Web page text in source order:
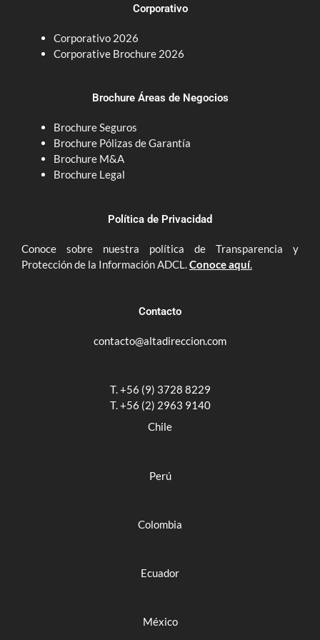
Corporativo
Corporativo 2026
Corporative Brochure 2026
Brochure Áreas de Negocios
Brochure Seguros
Brochure Pólizas de Garantía
Brochure M&A
Brochure Legal
Política de Privacidad
Conoce sobre nuestra política de Transparencia y
Protección de la Información ADCL. Conoce aquí.
Contacto
contacto@altadireccion.com
T. +56 (9) 3728 8229
T. +56 (2) 2963 9140
Chile
Perú
Colombia
Ecuador
México